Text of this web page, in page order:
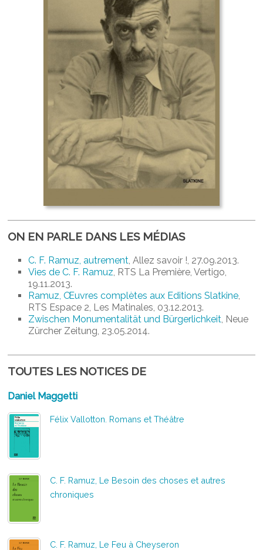
ON EN PARLE DANS LES MÉDIAS
C. F. Ramuz, autrement , Allez savoir !, 27.09.2013.
Vies de C. F. Ramuz , RTS La Première, Vertigo,
19.11.2013.
Ramuz, Œuvres complètes aux Editions Slatkine
RTS Espace 2, Les Matinales, 03.12.2013.
Zwischen Monumentalität und Bürgerlichkeit , Neue
Zürcher Zeitung, 23.05.2014.
TOUTES LES NOTICES DE
Daniel Maggetti
Félix Vallotton. Romans et Théâtre
C. F. Ramuz, Le Besoin des choses et autres
chroniques
C. F. Ramuz, Le Feu à Cheyseron